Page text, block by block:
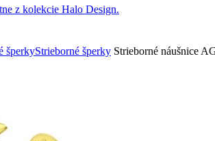
z kolekcie Halo Design.
šperkyStrieborné šperky Strieborné náušnice